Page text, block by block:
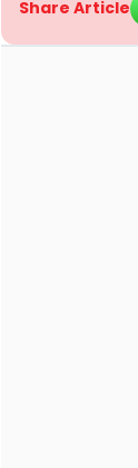
Share Article